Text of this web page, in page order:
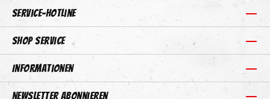
Service-Hotline
Shop Service
Informationen
Newsletter abonnieren